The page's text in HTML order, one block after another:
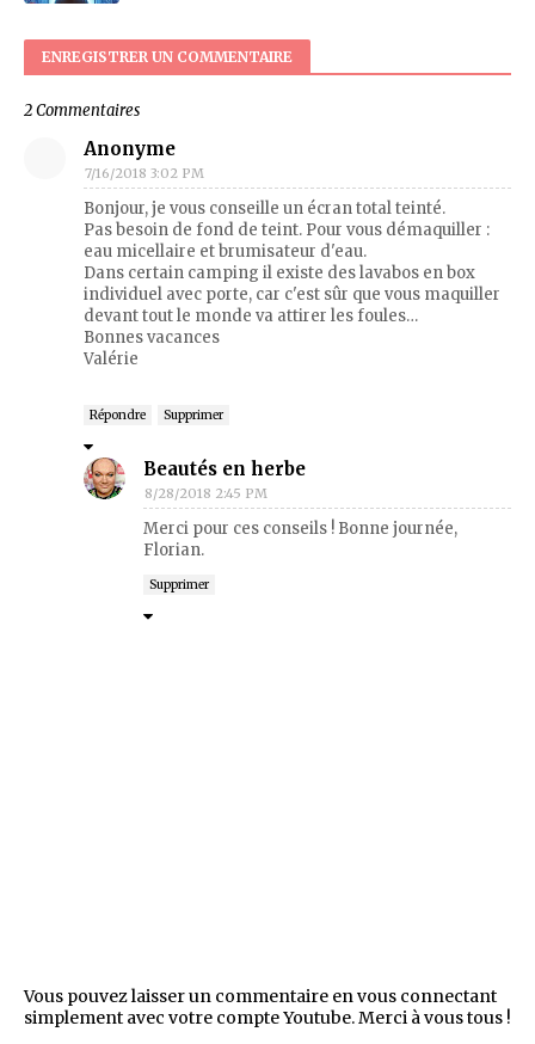
ENREGISTRER UN COMMENTAIRE
2 Commentaires
Anonyme
7/16/2018 3:02 PM
Bonjour, je vous conseille un écran total teinté.
Pas besoin de fond de teint. Pour vous démaquiller :
eau micellaire et brumisateur d'eau.
Dans certain camping il existe des lavabos en box
individuel avec porte, car c'est sûr que vous maquiller
devant tout le monde va attirer les foules…
Bonnes vacances
Valérie
Répondre Supprimer
Beautés en herbe
8/28/2018 2:45 PM
Merci pour ces conseils ! Bonne journée,
Florian.
Supprimer
Vous pouvez laisser un commentaire en vous connectant
simplement avec votre compte Youtube. Merci à vous tous !